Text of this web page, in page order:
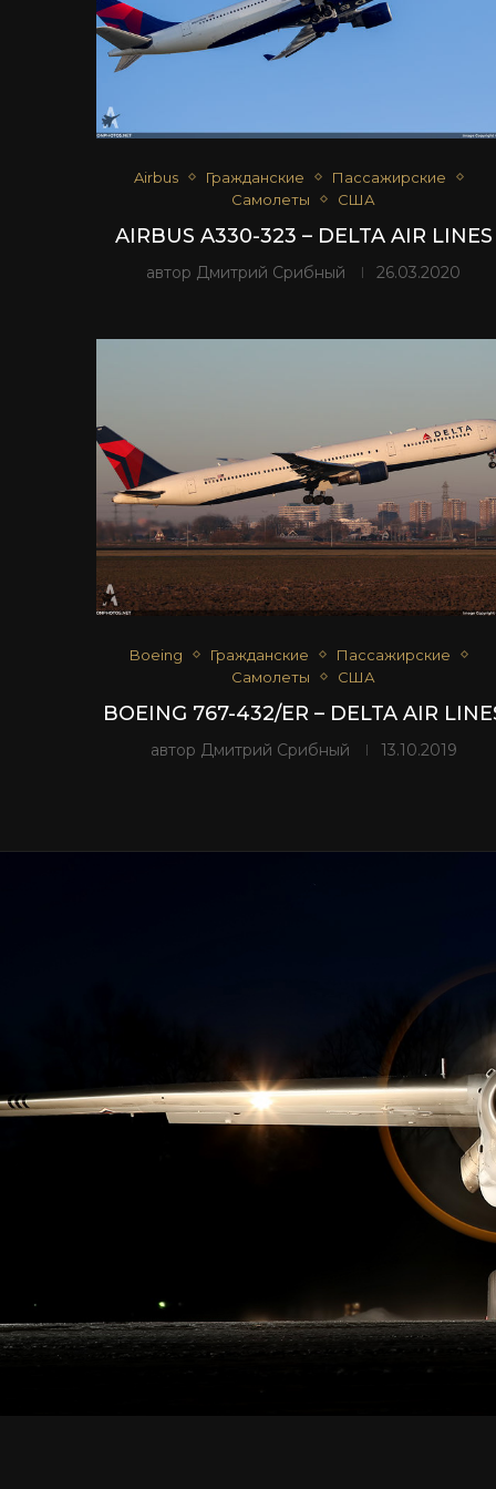
Airbus Гражданские
Пассажирские
Самолеты
США
AIRBUS A330-323 – DELTA AIR LINES
автор Дмитрий Срибный 26.03.2020
Boeing Гражданские
Пассажирские
Самолеты
США
BOEING 767-432/ER – DELTA AIR
автор Дмитрий Срибный 13.10.2019